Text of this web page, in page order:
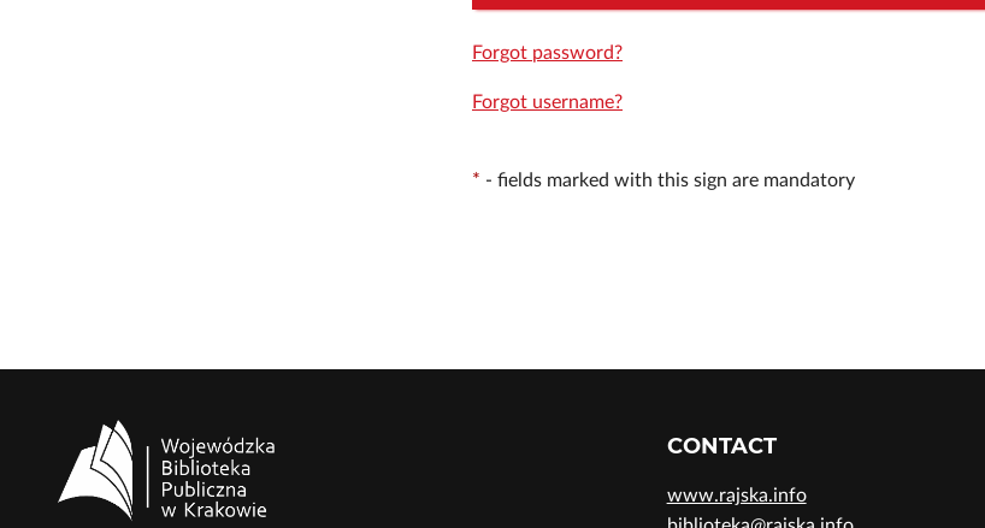
Forgot password?
Forgot username?
* - fields marked with this sign are mandatory
CONTACT
www.rajska.info